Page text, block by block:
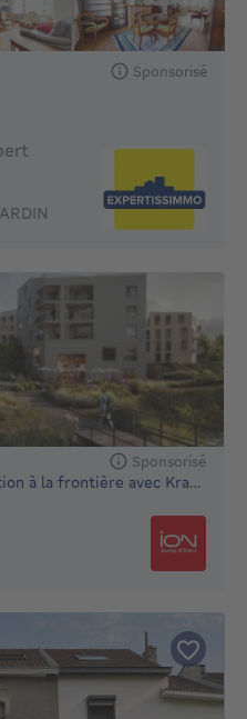
Sponsorisé
Sponsorisé
Nouveau projet de construction à la frontière avec Kraain...